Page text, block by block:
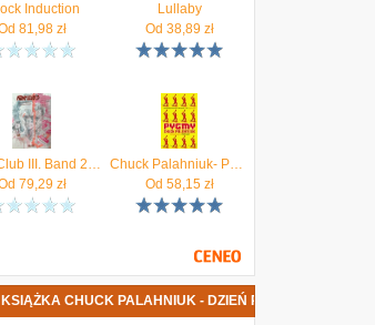
Induction
81,98zł
Lullaby
Od 38,89 zł
Fight Club III. Band 2 Chuck Palahniuk
79,29 zł
Chuck Palahniuk- Pygmy (vintage)
Od 58,15zł
KSIĄŻKA CHUCK PALAHNIUK - DZIEŃ PRAWDY DATA